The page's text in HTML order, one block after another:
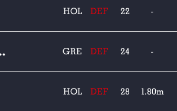
HOL DEF 22 -
GRE DEF 24 -
HOL DEF 28 1.80m